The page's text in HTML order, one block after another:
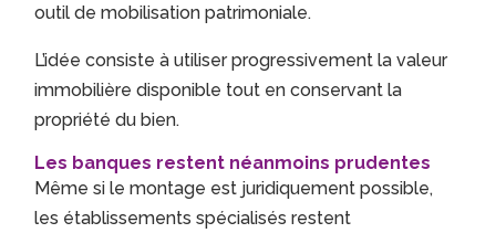
outil de mobilisation patrimoniale.
L’idée consiste à utiliser progressivement la valeur
immobilière disponible tout en conservant la
propriété du bien.
Les banques restent néanmoins prudentes
Même si le montage est juridiquement possible,
les établissements spécialisés restent